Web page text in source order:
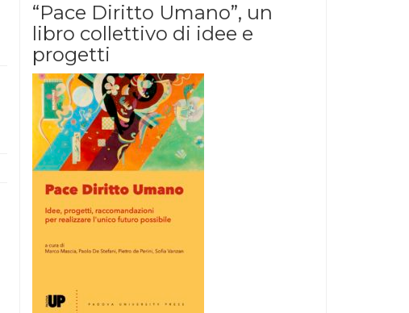
“Pace Diritto Umano”, un
libro collettivo di idee e
progetti